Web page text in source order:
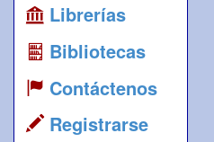
Librerías
Bibliotecas
Contáctenos
Registrarse